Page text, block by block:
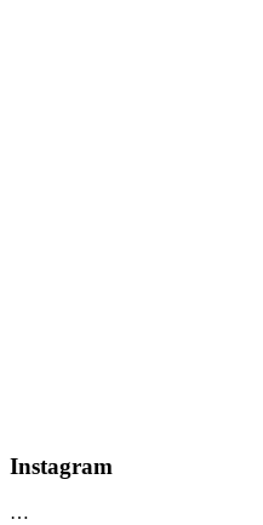
Instagram
…